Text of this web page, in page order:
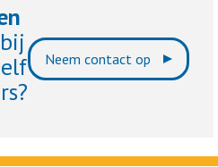
bij
Neem contact op